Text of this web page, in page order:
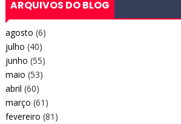
ARQUIVOS DO BLOG
agosto (6)
julho (40)
junho (55)
maio (53)
abril (60)
março (61)
fevereiro (81)